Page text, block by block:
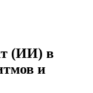
(ИИ) в
и